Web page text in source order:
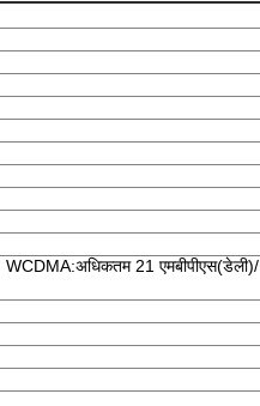
WCDMA:अधिकतम 21 एमबीपीएस(डेली)/